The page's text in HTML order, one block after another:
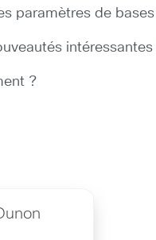
paramètres de
?